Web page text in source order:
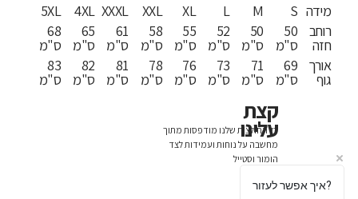
5XL
68
ס"מ
83
ס"מ
4XL
65
ס"מ
82
ס"מ
XXXL
61
ס"מ
81
ס"מ
XXL
58
ס"מ
78
ס"מ
XL
55
ס"מ
76
ס"מ
L
52
ס"מ
73
ס"מ
M
50
ס"מ
71
ס"מ
S
50
ס"מ
69
ס"מ
מידה
רוחב
חזה
אורך
גוף
כל החולצות שלנו מודפסות מתוך
מחשבה על נוחות ועמידות לצד
הומור וסטייל
קצת
עלינו
איך אפשר לעזור?